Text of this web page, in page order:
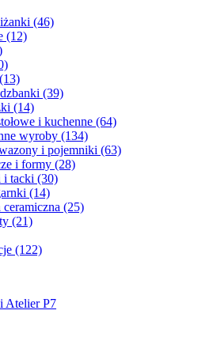
(46)
(12)
(13)
(39)
(14)
i kuchenne (64)
wyroby (134)
i pojemniki (63)
i formy (28)
i tacki (30)
(14)
(25)
(21)
(122)
Atelier P7